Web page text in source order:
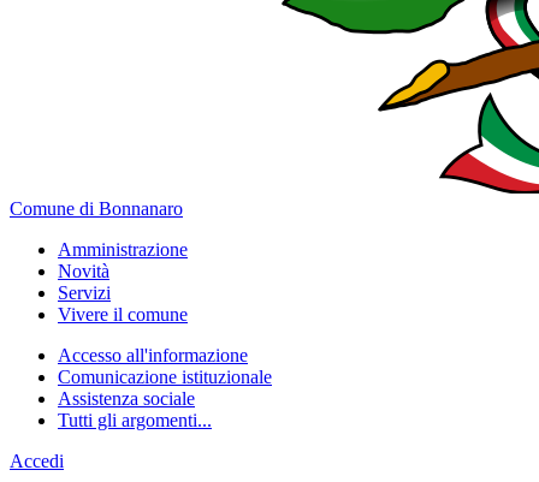
Comune di Bonnanaro
Amministrazione
Novità
Servizi
Vivere il comune
Accesso all'informazione
Comunicazione istituzionale
Assistenza sociale
Tutti gli argomenti...
Accedi